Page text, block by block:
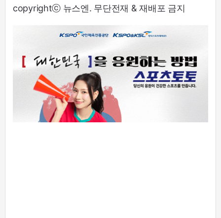
copyrightⓒ 뉴스엔. 무단전재 & 재배포 금지